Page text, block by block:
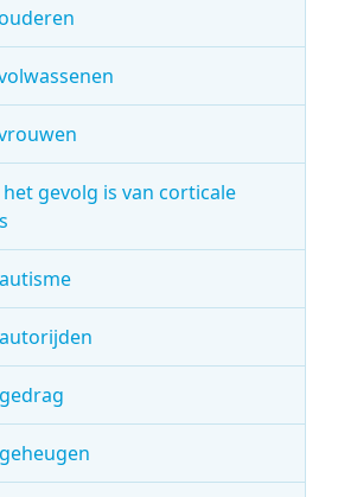
gevolg is van corticale